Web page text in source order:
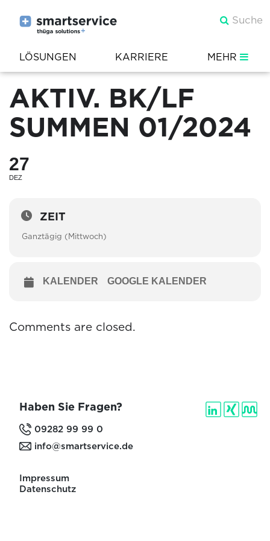
LÖSUNGEN KARRIERE MEHR
AKTIV. BK/LF
SUMMEN 01/2024
27
DEZ
ZEIT
Ganztägig (Mittwoch)
KALENDER GOOGLE KALENDER
Comments are closed.
Haben Sie Fragen?
09282 99 99 0
info@smartservice.de
Impressum
Datenschutz